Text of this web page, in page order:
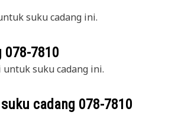
suku cadang ini.
078-7810
suku cadang ini.
cadang 078-7810